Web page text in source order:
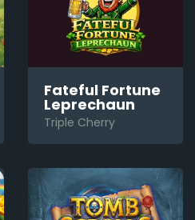
Fateful Fortune
Leprechaun
Triple Cherry